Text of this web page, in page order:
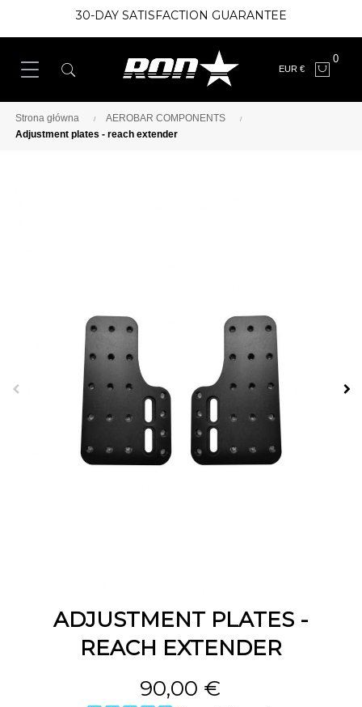
30-DAY SATISFACTION GUARANTEE
EUR €
0
Strona główna
AEROBAR COMPONENTS
Adjustment plates - reach extender
ADJUSTMENT PLATES -
REACH EXTENDER
90,00 €